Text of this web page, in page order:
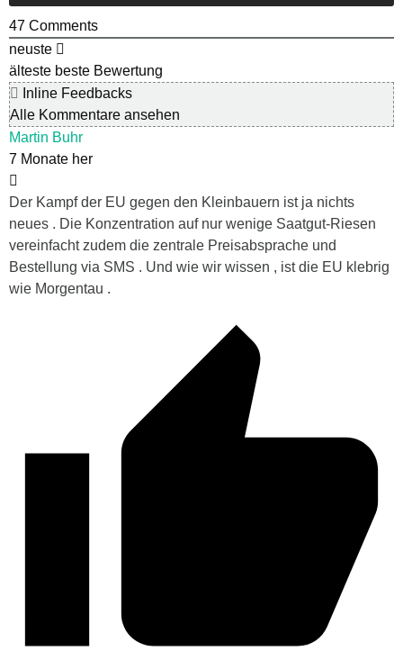
47 Comments
neuste
älteste beste Bewertung
Inline Feedbacks
Alle Kommentare ansehen
Martin Buhr
7 Monate her
Der Kampf der EU gegen den Kleinbauern ist ja nichts
neues . Die Konzentration auf nur wenige Saatgut-Riesen
vereinfacht zudem die zentrale Preisabsprache und
Bestellung via SMS . Und wie wir wissen , ist die EU klebrig
wie Morgentau .